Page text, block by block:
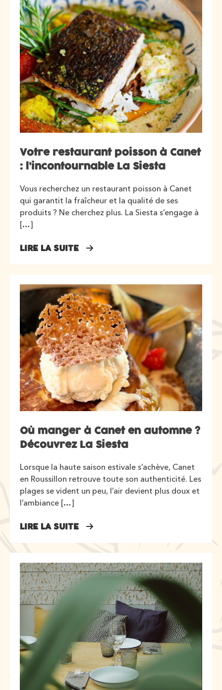
Votre restaurant poisson à Canet
: l’incontournable La Siesta
Vous recherchez un restaurant poisson à Canet
qui garantit la fraîcheur et la qualité de ses
produits ? Ne cherchez plus. La Siesta s’engage à
[…]
LIRE LA SUITE
Où manger à Canet en automne ?
Découvrez La Siesta
Lorsque la haute saison estivale s’achève, Canet
en Roussillon retrouve toute son authenticité. Les
plages se vident un peu, l’air devient plus doux et
l’ambiance […]
LIRE LA SUITE